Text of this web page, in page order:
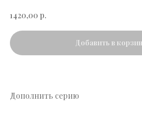
1420,00 р.
Добавить в
Дополнить серию